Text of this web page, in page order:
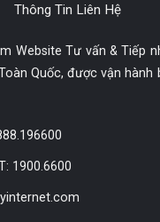
Thông Tin Liên Hệ
Website Tư vấn & Tiếp
Quốc, được vận hành
1900.6600